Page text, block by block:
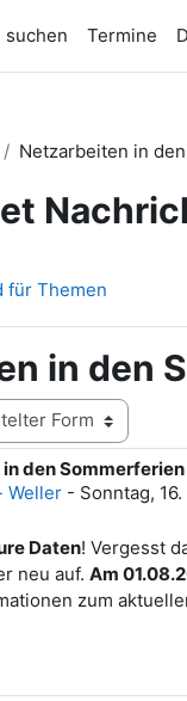
suchen Termine
Netzarbeiten in
für Themen
in den
den Sommerferien
Weller - Sonntag,
0
Daten! Vergesst
neu auf. Am
zum